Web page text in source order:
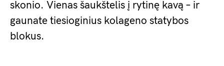
skonio. Vienas šaukštelis į rytinę kavą – ir
gaunate tiesioginius kolageno statybos
blokus.